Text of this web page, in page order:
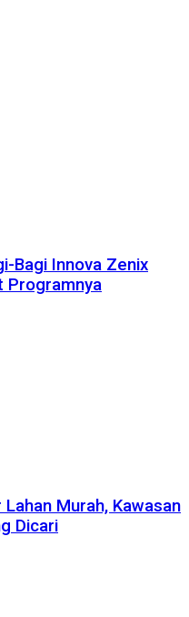
Bagi Innova Zenix
Programnya
Murah, Kawasan
Dicari